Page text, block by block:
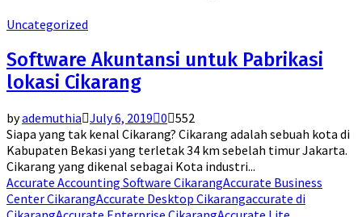
Uncategorized
Software Akuntansi untuk Pabrikasi
lokasi Cikarang
byademuthia July 6, 2019 0 552
Siapa yang tak kenal Cikarang? Cikarang adalah sebuah kota di
Kabupaten Bekasi yang terletak 34 km sebelah timur Jakarta.
Cikarang yang dikenal sebagai Kota industri...
Accurate Accounting Software CikarangAccurate Business
Center CikarangAccurate Desktop Cikarangaccurate di